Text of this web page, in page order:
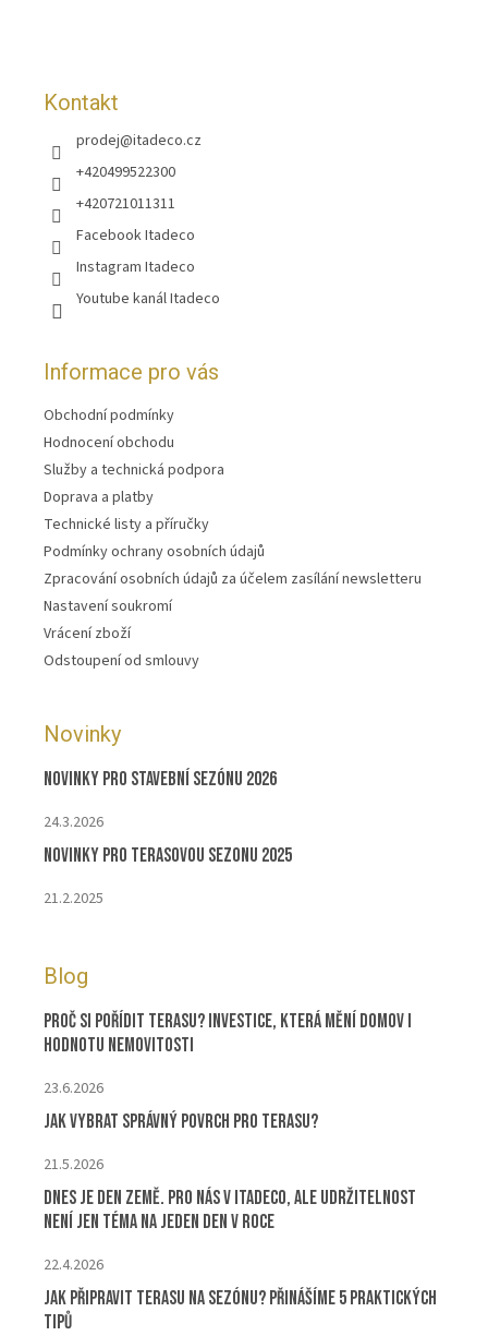
Kontakt
prodej@itadeco.cz
+420499522300
+420721011311
Facebook Itadeco
Instagram Itadeco
Youtube kanál Itadeco
Informace pro vás
Obchodní podmínky
Hodnocení obchodu
Služby a technická podpora
Doprava a platby
Technické listy a příručky
Podmínky ochrany osobních údajů
Zpracování osobních údajů za účelem zasílání newsletteru
Nastavení soukromí
Vrácení zboží
Odstoupení od smlouvy
Novinky
Novinky pro stavební sezónu 2026
24.3.2026
Novinky pro terasovou sezonu 2025
21.2.2025
Blog
Proč si pořídit terasu? Investice, která mění domov i
hodnotu nemovitosti
23.6.2026
Jak vybrat správný povrch pro terasu?
21.5.2026
Dnes je Den Země. Pro nás v ITADECO, ale udržitelnost
není jen téma na jeden den v roce
22.4.2026
Jak připravit terasu na sezónu? Přinášíme 5 praktických
tipů